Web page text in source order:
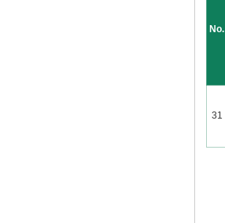
No.
31